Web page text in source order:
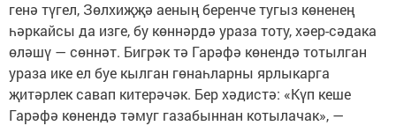
генә түгел, Зөлхиҗҗә аеның беренче тугыз көненең
һәркайсы да изге, бу көннәрдә ураза тоту, хәер-сәдака
өләшү — сөннәт. Бигрәк тә Гарәфә көнендә тотылган
ураза ике ел буе кылган гөнаһларны ярлыкарга
җитәрлек савап китерәчәк. Бер хәдистә: «Күп кеше
Гарәфә көнендә тәмуг газабыннан котылачак», —